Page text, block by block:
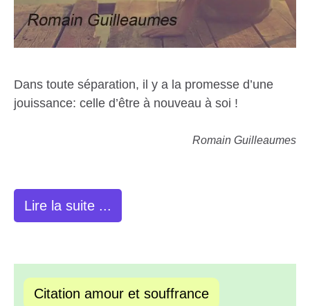
Dans toute séparation, il y a la promesse d’une
jouissance: celle d’être à nouveau à soi !
Romain Guilleaumes
Lire la suite ...
Citation amour et souffrance